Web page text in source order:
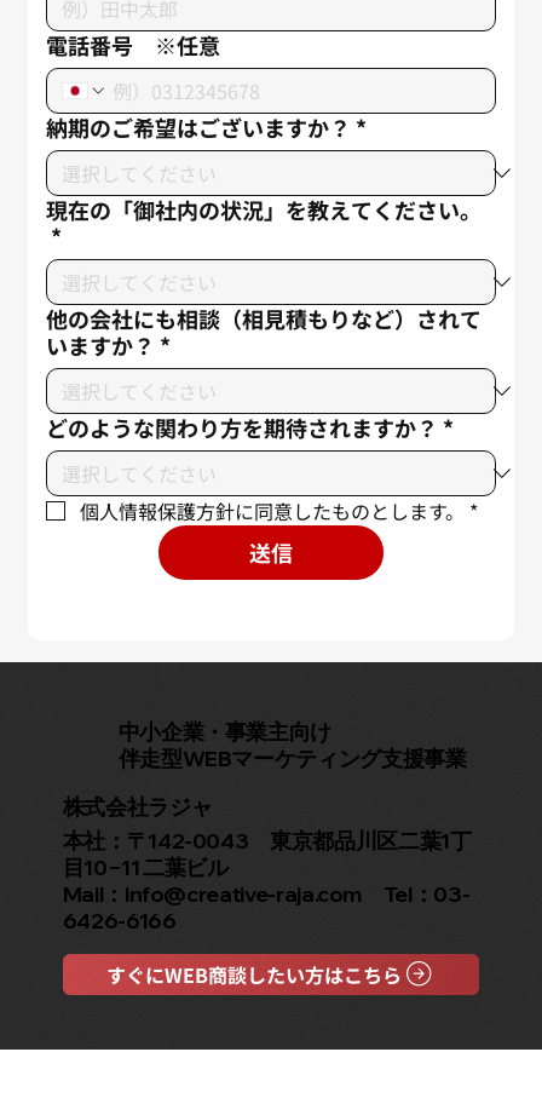
電話番号 ※任意
納期のご希望はございますか？ *
現在の「御社内の状況」を教えてください。
*
他の会社にも相談（相見積もりなど）されて
いますか？ *
どのような関わり方を期待されますか？ *
個人情報保護方針に同意したものとします。 *
送信
中小企業・事業主向け
伴走型WEBマーケティング支援事業
株式会社ラジャ
本社：〒142-0043 東京都品川区二葉1丁
目10−11 二葉ビル
Mail：info@creative-raja.com Tel：03-
6426-6166
すぐにWEB商談したい方はこちら